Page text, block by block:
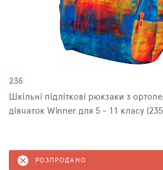
235
Шкільні підліткові рюкзаки з
дівчаток Winner для 5 - 11 класу
РОЗПРОДАНО